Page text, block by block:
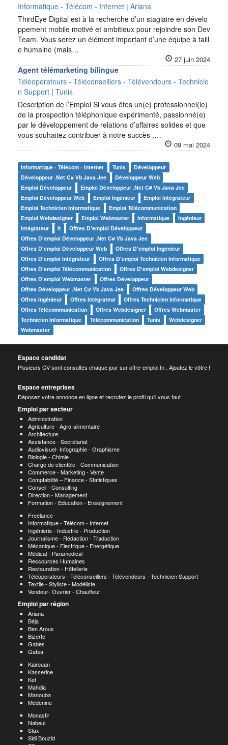
Informatique - Télécom - Internet | Ariana
ThirdEye Digital est à la recherche d’un stagiaire en dévelo
ppement mobile motivé et ambitieux pour rejoindre son Dev
Team. Vous serez un élément important d’une équipe à taill
e humaine (mais…
27 juin 2024
Agent télémarketing bilingue
Téléoperateurs - Téléconseillers - Télévendeurs - Technicie
n Support | Tunis
Description de l’Emploi Si vous êtes un(e) professionnel(le)
de la prospection téléphonique expérimenté, passionné(e)
par le développement de relations d’affaires solides et que
vous souhaitez contribuer à notre succès ,…
09 mai 2024
Informatique - Télécom - Internet Tunis
Développeur
Développeur .net C# Vb Java Jee
Développeur Web
Emploi Développeur
Emploi Développeur .net C# Vb Java Jee
Emploi Développeur Web
Emploi Ingénieur
Emploi Intégrateur
Emploi Technicien Informatique
Emploi Télécommunication
Emploi Webdesigner
Emploi Webmaster Informatique
Ingénieur
Intégrateur
It
Offres D'emploi Développeur
Offres D'emploi Développeur .net C# Vb Java Jee
Offres D'emploi Développeur Web
Offres D'emploi Ingénieur
Offres D'emploi Intégrateur
Offres D'emploi Technicien Informatique
Offres D'emploi Télécommunication
Offres D'emploi Webdesigner
Offres D'emploi Webmaster
Offres Développeur
Offres Développeur .net C# Vb Java Jee
Offres Développeur Web
Offres Ingénieur
Offres Intégrateur
Offres Technicien Informatique
Offres Télécommunication
Offres Webdesigner
Offres Webmaster
Technicien Informatique
Télécommunication Tunis
Webdesigner
Webmaster
Espace candidat
Plusieurs CV sont consultés chaque jour sur offre-emploi.tn . Ajoutez le vôtre !
Espace entreprises
Déposez votre annonce en ligne et recrutez le profil qu’il vous faut .
Emploi par secteur
Administration
Agriculture - Agro-alimentaire
Architecture
Assistance - Secrétariat
Audiovisuel- Infographie - Graphisme
Biologie - Chimie
Chargé de clientèle - Communication
Commerce - Marketing - Vente
Comptabilité – Finance - Statistiques
Conseil - Consulting
Direction - Management
Formation - Education - Enseignement
Freelance
Informatique - Télécom - Internet
Ingénierie - Industrie - Production
Journalisme - Rédaction - Traduction
Mécanique - Electrique - Energétique
Médical - Paramedical
Ressources Humaines
Restauration - Hôtellerie
Téléoperateurs - Téléconseillers - Télévendeurs - Technicien Support
Textile - Styliste - Modéliste
Vendeur- Ouvrier - Chauffeur
Emploi par région
Ariana
Béja
Ben Arous
Bizerte
Gabès
Gafsa
Kairouan
Kasserine
Kef
Mahdia
Manouba
Médenine
Monastir
Nabeul
Sfax
Sidi Bouzid